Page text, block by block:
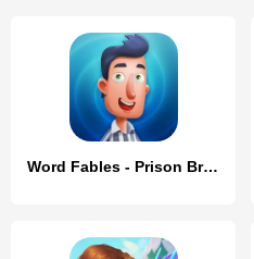
Word Fables - Prison Break